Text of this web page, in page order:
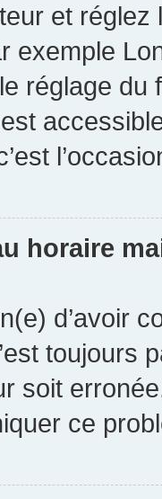
et
exemple
réglage
horaire
d’avoir
soit
ce